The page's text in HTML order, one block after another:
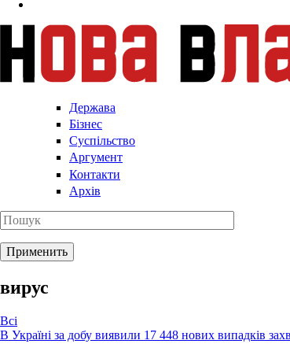
Держава
Бізнес
Суспільство
Аргумент
Контакти
Архів
вирус
Всі
В Україні за добу виявили 17 448 нових випадків